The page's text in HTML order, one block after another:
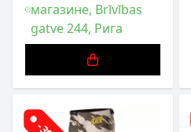
магазине, Brīvības
gatve 244, Рига